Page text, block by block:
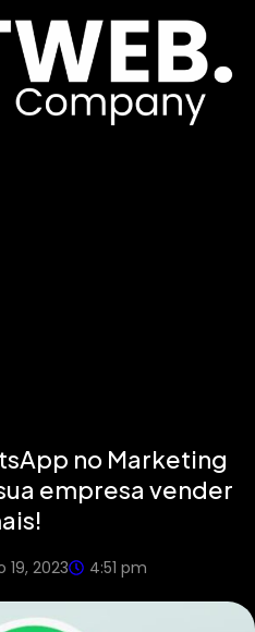
no Marketing
empresa vender
19, 2023 4:51 pm